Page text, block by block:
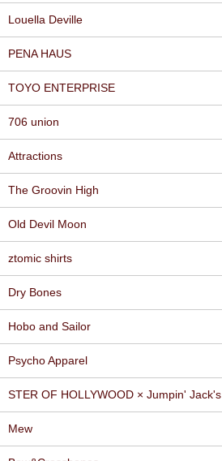
Louella Deville
PENA HAUS
TOYO ENTERPRISE
706 union
Attractions
The Groovin High
Old Devil Moon
ztomic shirts
Dry Bones
Hobo and Sailor
Psycho Apparel
STER OF HOLLYWOOD × Jumpin' Jack's
Mew